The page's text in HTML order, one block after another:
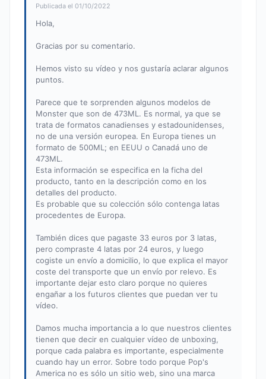
Publicada el 01/10/2022
Hola,
Gracias por su comentario.
Hemos visto su vídeo y nos gustaría aclarar algunos
puntos.
Parece que te sorprenden algunos modelos de
Monster que son de 473ML. Es normal, ya que se
trata de formatos canadienses y estadounidenses,
no de una versión europea. En Europa tienes un
formato de 500ML; en EEUU o Canadá uno de
473ML.
Esta información se especifica en la ficha del
producto, tanto en la descripción como en los
detalles del producto.
Es probable que su colección sólo contenga latas
procedentes de Europa.
También dices que pagaste 33 euros por 3 latas,
pero compraste 4 latas por 24 euros, y luego
cogiste un envío a domicilio, lo que explica el mayor
coste del transporte que un envío por relevo. Es
importante dejar esto claro porque no quieres
engañar a los futuros clientes que puedan ver tu
vídeo.
Damos mucha importancia a lo que nuestros clientes
tienen que decir en cualquier vídeo de unboxing,
porque cada palabra es importante, especialmente
cuando hay un error. Sobre todo porque Pop's
America no es sólo un sitio web, sino una marca